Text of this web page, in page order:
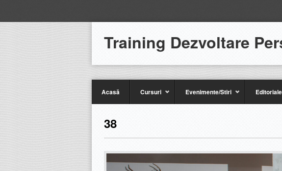
Training Dezvoltare
Acasă Cursuri Evenimente/Stiri Editoriale
38